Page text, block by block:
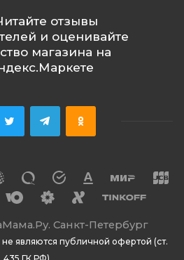
Санкт-Петербург
являются публичной офертой (ст.